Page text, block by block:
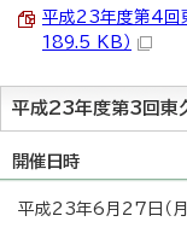
平成23年度第4回
189.5 KB）
平成23年度第3回東
開催日時
平成23年6月27日（